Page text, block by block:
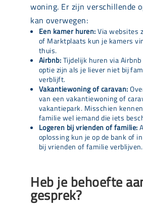
woning. Er zijn verschillende
kan overwegen:
Een kamer huren:Via websites
of Marktplaats kun je kamers
thuis.
Airbnb:Tijdelijk huren via
optie zijn als je liever niet bij
verblijft.
Vakantiewoning of caravan:
van een vakantiewoning of
vakantiepark. Misschien
familie wel iemand die iets
Logeren bij vrienden of familie:
oplossing kun je op de bank of
bij vrienden of familie verblijven.
Heb je behoefte
gesprek?